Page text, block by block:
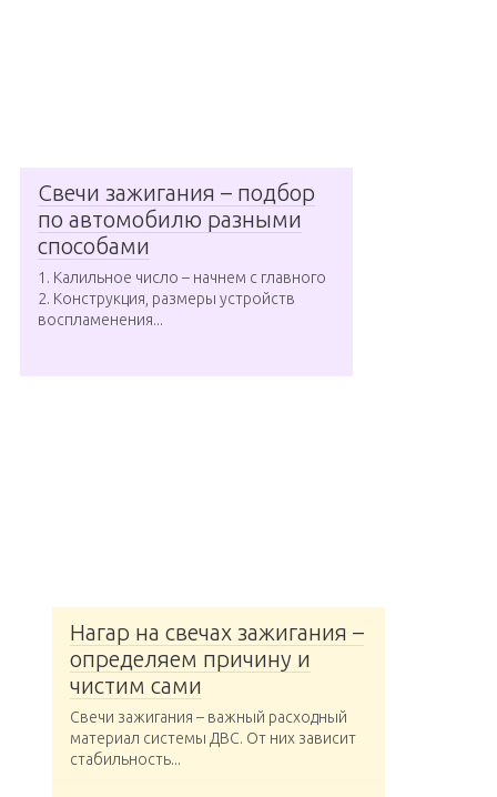
Свечи зажигания – подбор
по автомобилю разными
способами
1. Калильное число – начнем с главного
2. Конструкция, размеры устройств
воспламенения...
Нагар на свечах зажигания –
определяем причину и
чистим сами
Свечи зажигания – важный расходный
материал системы ДВС. От них зависит
стабильность...